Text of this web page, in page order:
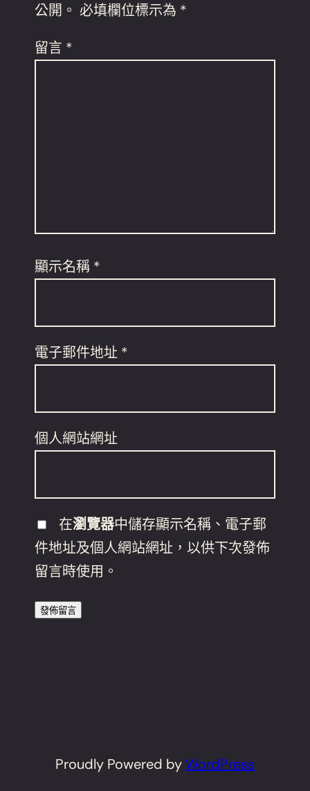
公開。 必填欄位標示為 *
留言 *
顯示名稱 *
電子郵件地址 *
個人網站網址
在瀏覽器中儲存顯示名稱、電子郵
件地址及個人網站網址，以供下次發佈
留言時使用。
Proudly Powered byWordPress